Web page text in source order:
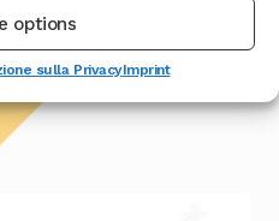
options
sulla PrivacyImprint